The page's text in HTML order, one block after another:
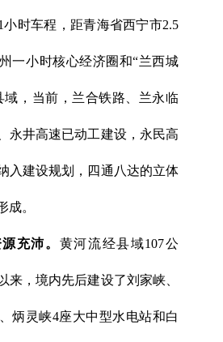
时车程，距青海省西宁市2.5
一小时核心经济圈和“兰西城
域，当前，兰合铁路、兰永临
永井高速已动工建设，永民高
入建设规划，四通八达的立体
成。
充沛。 黄河流经县域107公
来，境内先后建设了刘家峡、
炳灵峡4座大中型水电站和白